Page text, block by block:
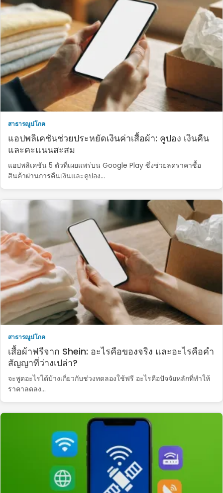
สาธารณูปโภค
แอปพลิเคชันช่วยประหยัดเงินค่าเสื้อผ้า: คูปอง เงินคืน
และคะแนนสะสม
แอปพลิเคชัน 5 ตัวที่เผยแพร่บน Google Play ซึ่งช่วยลดราคาซื้อ
สินค้าผ่านการคืนเงินและคูปอง...
สาธารณูปโภค
เสื้อผ้าฟรีจาก Shein: อะไรคือของจริง และอะไรคือคำ
สัญญาที่ว่างเปล่า?
จะพูดอะไรได้บ้างเกี่ยวกับช่วงทดลองใช้ฟรี อะไรคือปัจจัยหลักที่ทำให้
ราคาลดลง...